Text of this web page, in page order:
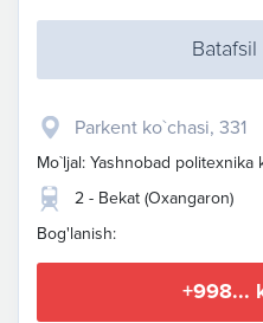
Parkent ko`chasi, 331
Mo`ljal: Yashnobad politexnika
2 - Bekat (Oxangaron)
Bog'lanish:
+998...